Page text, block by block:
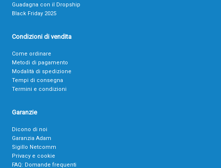
Guadagna con il Dropship
Black Friday 2025
Condizioni di vendita
Come ordinare
Metodi di pagamento
Modalità di spedizione
Tempi di consegna
Termini e condizioni
Garanzie
Dicono di noi
Garanzia Adam
Sigillo Netcomm
Privacy e cookie
FAQ: Domande frequenti